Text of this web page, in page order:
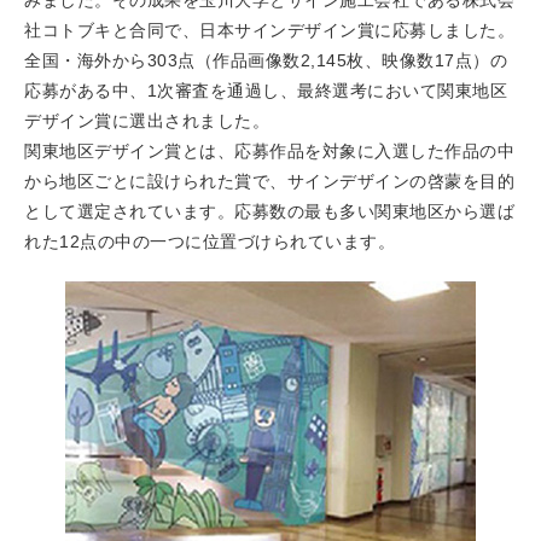
社コトブキと合同で、日本サインデザイン賞に応募しました。
全国・海外から303点（作品画像数2,145枚、映像数17点）の
応募がある中、1次審査を通過し、最終選考において関東地区
デザイン賞に選出されました。
関東地区デザイン賞とは、応募作品を対象に入選した作品の中
から地区ごとに設けられた賞で、サインデザインの啓蒙を目的
として選定されています。応募数の最も多い関東地区から選ば
れた12点の中の一つに位置づけられています。